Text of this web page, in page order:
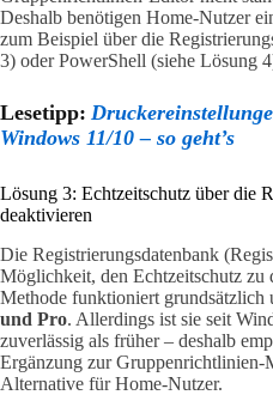
Deshalb benötigen Home-Nutzer
zum Beispiel über die
3) oder PowerShell (siehe Lösung
Lesetipp:
Windows 11/10 – so geht’s
Lösung 3: Echtzeitschutz über die
deaktivieren
Die Registrierungsdatenbank
Möglichkeit, den Echtzeitschutz zu
Methode funktioniert grundsätzlich
und Pro. Allerdings ist sie seit
zuverlässig als früher – deshalb
Ergänzung zur Gruppenrichtlinien-
Alternative für Home-Nutzer.